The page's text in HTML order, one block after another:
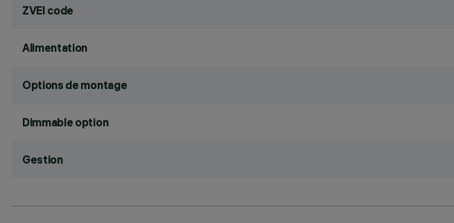
ZVEI code
Alimentation
Options de montage
Dimmable option
Gestion